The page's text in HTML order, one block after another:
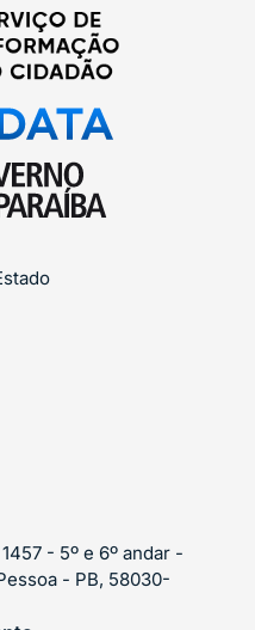
- 5º e 6º andar -
- PB, 58030-